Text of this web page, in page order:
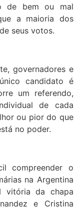
de bem ou mal
a maioria dos
seus votos.
governadores e
candidato é
um referendo,
de cada
ou pior do que
no poder.
compreender o
na Argentina
vitória da chapa
e Cristina